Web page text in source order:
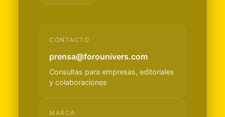
CONTACTO
prensa@forounivers.com
Consultas para empresas, editoriales
y colaboraciones
MARCA